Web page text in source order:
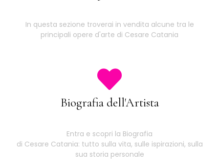
In questa sezione troverai in vendita alcune tra le
principali opere d'arte di Cesare Catania
Biografia dell'Artista
Entra e scopri la Biografia
di Cesare Catania: tutto sulla vita, sulle ispirazioni, sulla
sua storia personale